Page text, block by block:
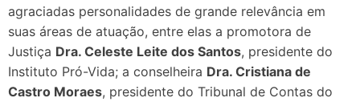
agraciadas personalidades de grande relevância em
suas áreas de atuação, entre elas a promotora de
Justiça Dra. Celeste Leite dos Santos, presidente do
Instituto Pró-Vida; a conselheira Dra. Cristiana de
Castro Moraes, presidente do Tribunal de Contas do